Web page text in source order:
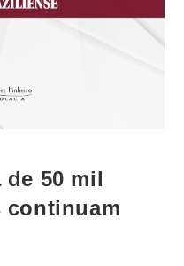
de 50 mil
continuam